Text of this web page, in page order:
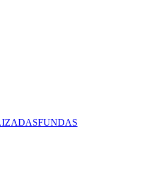
FUNDAS